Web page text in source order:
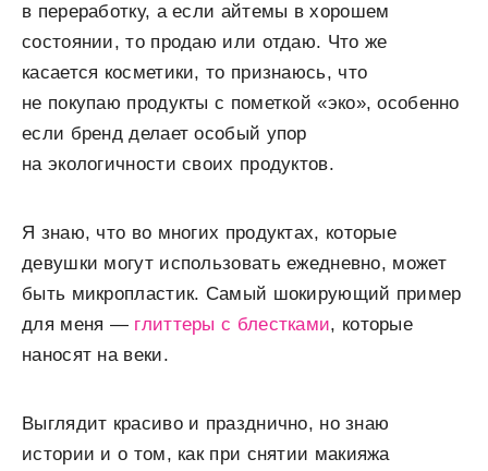
в переработку, а если айтемы в хорошем
состоянии, то продаю или отдаю. Что же
касается косметики, то признаюсь, что
не покупаю продукты с пометкой «эко», особенно
если бренд делает особый упор
на экологичности своих продуктов.
Я знаю, что во многих продуктах, которые
девушки могут использовать ежедневно, может
быть микропластик. Самый шокирующий пример
для меня — глиттеры с блестками, которые
наносят на веки.
Выглядит красиво и празднично, но знаю
истории и о том, как при снятии макияжа